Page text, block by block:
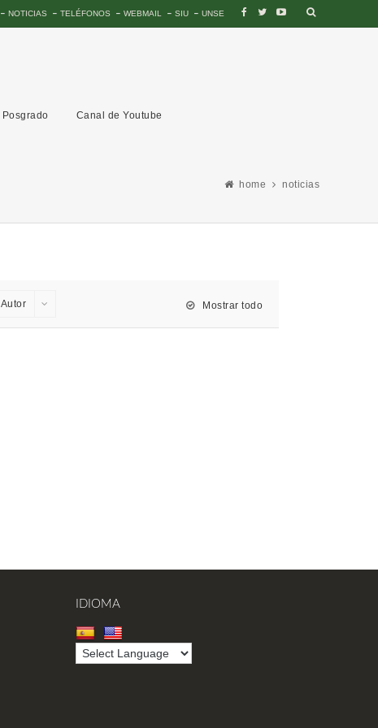
NOTICIAS TELÉFONOS WEBMAIL SIU UNSE
Posgrado Canal de Youtube
home noticias
Autor Mostrar todo
IDIOMA